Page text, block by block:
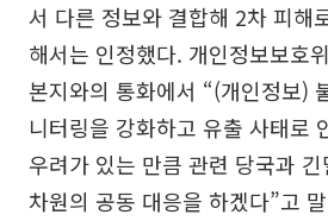
서 다른 정보와 결합해 2차 피해
해서는 인정했다. 개인정보보호
본지와의 통화에서 “(개인정보)
니터링을 강화하고 유출 사태로
우려가 있는 만큼 관련 당국과
차원의 공동 대응을 하겠다”고